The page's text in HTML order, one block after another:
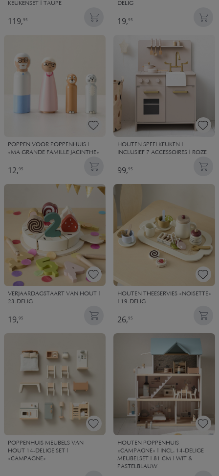
KEUKENSET | TAUPE
119,95
DELIG
19,95
POPPEN VOOR POPPENHUIS |
«MA GRANDE FAMILLE JACINTHE»
12,95
HOUTEN SPEELKEUKEN |
INCLUSIEF 7 ACCESSOIRES | ROZE
99,95
VERJAARDAGSTAART VAN HOUT |
23-DELIG
19,95
HOUTEN THEESERVIES «NOISETTE»
| 19-DELIG
26,95
POPPENHUIS MEUBELS VAN
HOUT 14-DELIGE SET |
«CAMPAGNE»
HOUTEN POPPENHUIS
«CAMPAGNE» | INCL. 14-DELIGE
MEUBELSET | 81 CM | WIT &
PASTELBLAUW